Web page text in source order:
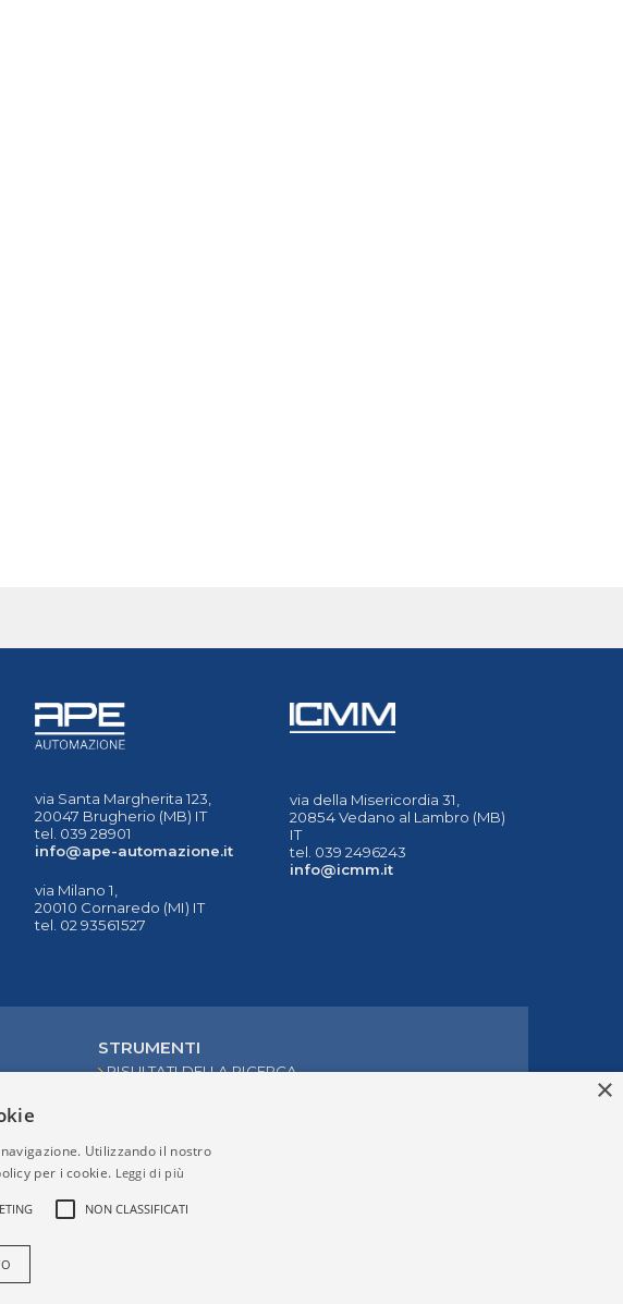
via Santa Margherita 123,
20047 Brugherio (MB) IT
tel. 039 28901
info@ape-automazione.it
via Milano 1,
20010 Cornaredo (MI) IT
tel. 02 93561527
via della Misericordia 31,
20854 Vedano al Lambro (MB)
IT
tel. 039 2496243
info@icmm.it
STRUMENTI
RISULTATI DELLA RICERCA
×
Utilizzando il nostro
per i cookie. Leggi di più
NON CLASSIFICATI